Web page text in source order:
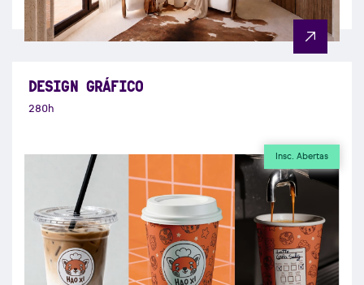
DESIGN GRÁFICO
280h
Insc. Abertas